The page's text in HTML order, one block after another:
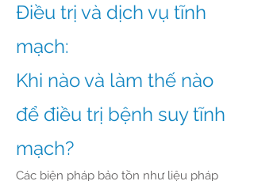
Điều trị và dịch vụ tĩnh
mạch:
Khi nào và làm thế nào
để điều trị bệnh suy tĩnh
mạch?
Các biện pháp bảo tồn như liệu pháp